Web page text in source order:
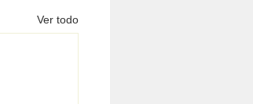
Ver todo